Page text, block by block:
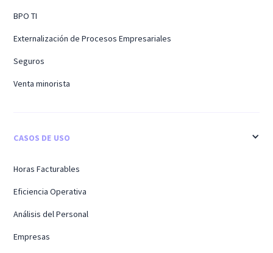
BPO TI
Externalización de Procesos Empresariales
Seguros
Venta minorista
CASOS DE USO
Horas Facturables
Eficiencia Operativa
Análisis del Personal
Empresas